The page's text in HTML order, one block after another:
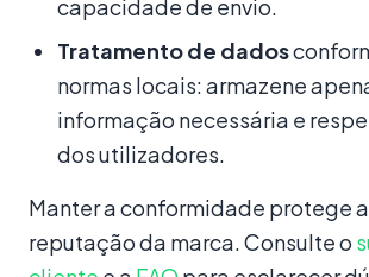
capacidade de envio.
Tratamento de dados
normas locais: armazene
informação necessária e
dos utilizadores.
Manter a conformidade protege
reputação da marca. Consulte o